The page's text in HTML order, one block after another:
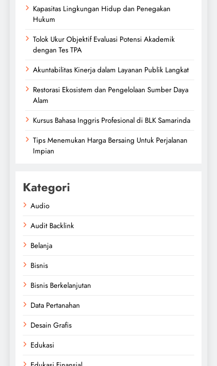
Kapasitas Lingkungan Hidup dan Penegakan
Hukum
Tolok Ukur Objektif Evaluasi Potensi Akademik
dengan Tes TPA
Akuntabilitas Kinerja dalam Layanan Publik Langkat
Restorasi Ekosistem dan Pengelolaan Sumber Daya
Alam
Kursus Bahasa Inggris Profesional di BLK Samarinda
Tips Menemukan Harga Bersaing Untuk Perjalanan
Impian
Kategori
Audio
Audit Backlink
Belanja
Bisnis
Bisnis Berkelanjutan
Data Pertanahan
Desain Grafis
Edukasi